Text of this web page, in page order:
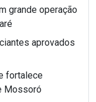
grande operação
aprovados
fortalece
Mossoró